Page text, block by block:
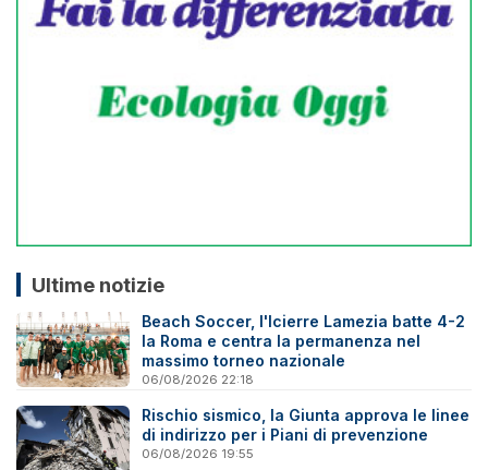
Ultime notizie
Beach Soccer, l'Icierre Lamezia batte 4-2
la Roma e centra la permanenza nel
massimo torneo nazionale
06/08/2026 22:18
Rischio sismico, la Giunta approva le linee
di indirizzo per i Piani di prevenzione
06/08/2026 19:55